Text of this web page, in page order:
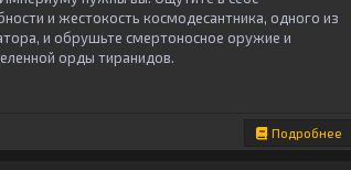
и жестокость космодесантника, одного из
и обрушьте смертоносное оружие и
орды тиранидов.
Подробнее